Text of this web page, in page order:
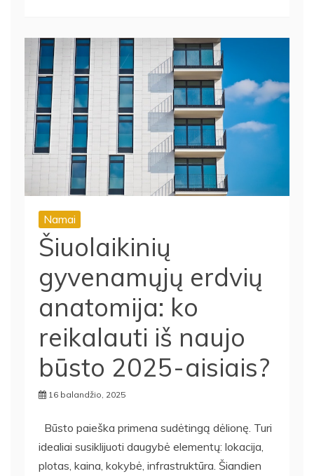
Namai
Šiuolaikinių
gyvenamųjų erdvių
anatomija: ko
reikalauti iš naujo
būsto 2025-aisiais?
16 balandžio, 2025
Būsto paieška primena sudėtingą dėlionę. Turi
idealiai susiklijuoti daugybė elementų: lokacija,
plotas, kaina, kokybė, infrastruktūra. Šiandien